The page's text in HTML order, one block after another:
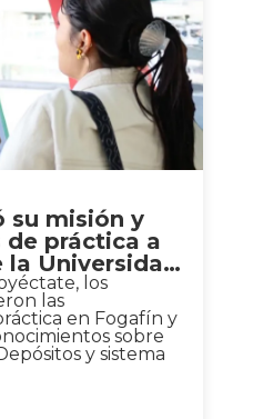
su misión y
práctica a
la Universidad
los
las
en Fogafín y
sobre
y sistema